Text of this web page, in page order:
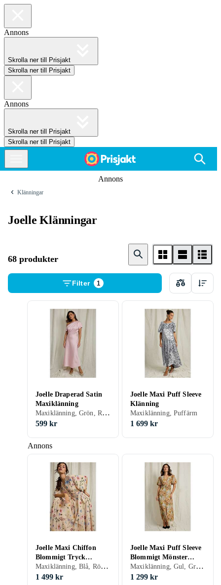
Annons
Skrolla ner till Prisjakt
Skrolla ner till Prisjakt
Annons
Skrolla ner till Prisjakt
Skrolla ner till Prisjakt
Annons
Klänningar
Joelle Klänningar
68 produkter
Filter 1
Annons
Joelle Draperad Satin
Maxiklänning
Maxiklänning, Grön, Rosa, 48, 46, 36, 38, 40, 42, 44
599 kr
Joelle Maxi Puff Sleeve
Klänning
Maxiklänning, Puffärm
1 699 kr
Joelle Maxi Chiffon
Blommigt Tryck
Klänning
Maxiklänning, Blå, Röd, Gul, 46, 34, 36, 38, 40, 42, 44
1 499 kr
Joelle Maxi Puff Sleeve
Blommigt Mönster
Klänning
Maxiklänning, Gul, Grön, 48, 46, 36, 38, 40, Puffärm
1 299 kr